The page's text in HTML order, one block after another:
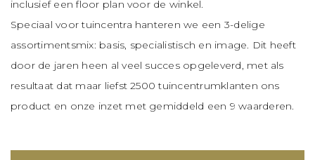
inclusief een floor plan voor de winkel.
Speciaal voor tuincentra hanteren we een 3-delige
assortimentsmix: basis, specialistisch en image. Dit heeft
door de jaren heen al veel succes opgeleverd, met als
resultaat dat maar liefst 2500 tuincentrumklanten ons
product en onze inzet met gemiddeld een 9 waarderen.